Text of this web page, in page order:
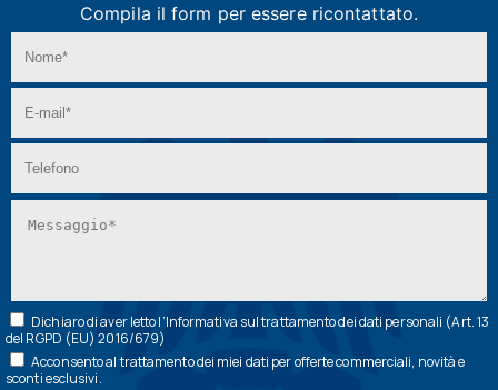
Compila il form per essere ricontattato.
Dichiaro di aver letto l’Informativa sul trattamento dei dati personali (Art. 13
del RGPD (EU) 2016/679)
Acconsento al trattamento dei miei dati per offerte commerciali, novità e
sconti esclusivi.